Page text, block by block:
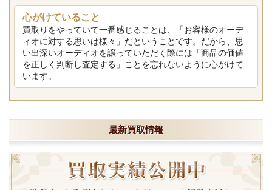
心がけていること
買取りをやっていて一番感じることは、「お客様のオーデ
ィオに対する思いは様々」だということです。だから、思
い出深いオーディオを譲っていただく際には「商品の価値
を正しく判断し査定する」ことを忘れないように心がけて
います。
最新買取情報